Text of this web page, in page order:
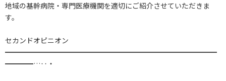
地域の基幹病院・専門医療機関を適切にご紹介させていただきま
す。
セカンドオピニオン
━━━━━━━━━━━━━━━━━━━━━━━━━━━━━━
━━━━…‥・